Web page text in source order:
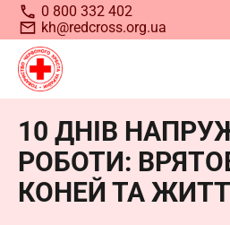
0 800 332 402
kh@redcross.org.ua
10 ДНІВ
РОБОТИ:
КОНЕЙ ТА
Станьте
Українського